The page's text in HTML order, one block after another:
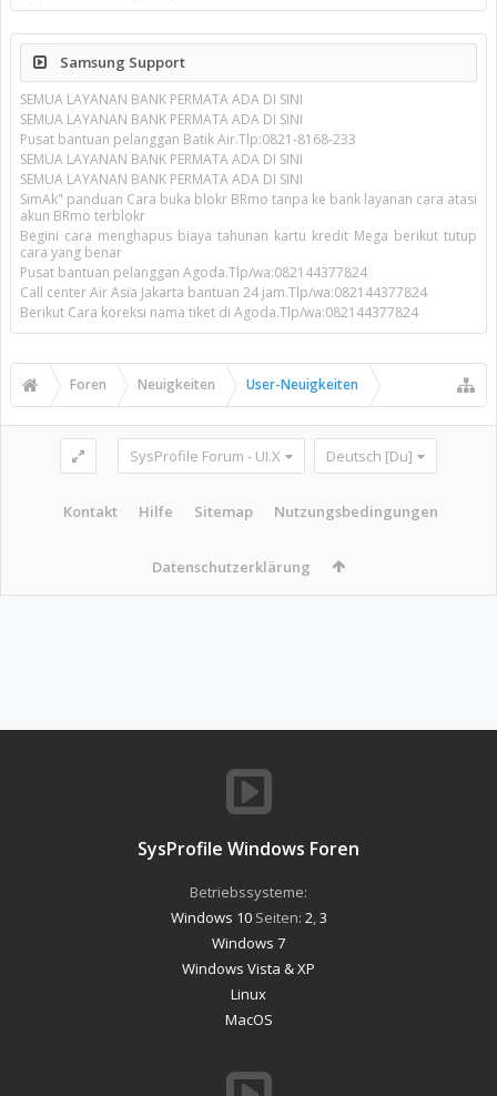
Samsung Support
SEMUA LAYANAN BANK PERMATA ADA DI SINI
SEMUA LAYANAN BANK PERMATA ADA DI SINI
Pusat bantuan pelanggan Batik Air.Tlp:0821-8168-233
SEMUA LAYANAN BANK PERMATA ADA DI SINI
SEMUA LAYANAN BANK PERMATA ADA DI SINI
SimAk" panduan Cara buka blokr BRmo tanpa ke bank layanan cara atasi
akun BRmo terblokr
Begini cara menghapus biaya tahunan kartu kredit Mega berikut tutup
cara yang benar
Pusat bantuan pelanggan Agoda.Tlp/wa:082144377824
Call center Air Asia Jakarta bantuan 24 jam.Tlp/wa:082144377824
Berikut Cara koreksi nama tiket di Agoda.Tlp/wa:082144377824
Foren Neuigkeiten User-Neuigkeiten
SysProfile Forum - UI.X Deutsch [Du]
Kontakt Hilfe Sitemap Nutzungsbedingungen
Datenschutzerklärung
SysProfile Windows Foren
Betriebssysteme:
Windows 10Seiten: 2 3
Windows 7
Windows Vista & XP
Linux
MacOS